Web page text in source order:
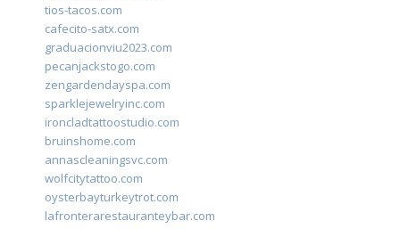
tios-tacos.com
cafecito-satx.com
graduacionviu2023.com
pecanjackstogo.com
zengardendayspa.com
sparklejewelryinc.com
ironcladtattoostudio.com
bruinshome.com
annascleaningsvc.com
wolfcitytattoo.com
oysterbayturkeytrot.com
lafronterarestauranteybar.com